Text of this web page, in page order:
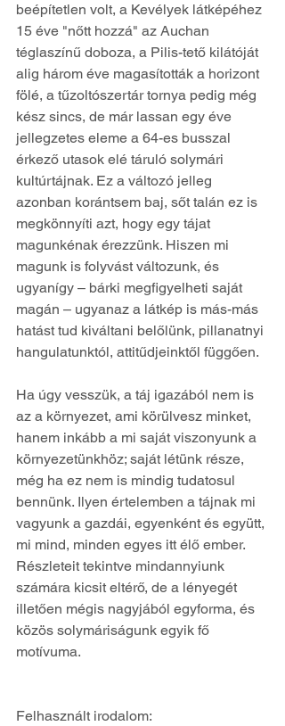
beépítetlen volt, a Kevélyek látképéhez
15 éve "nőtt hozzá" az Auchan
téglaszínű doboza, a Pilis-tető kilátóját
alig három éve magasították a horizont
fölé, a tűzoltószertár tornya pedig még
kész sincs, de már lassan egy éve
jellegzetes eleme a 64-es busszal
érkező utasok elé táruló solymári
kultúrtájnak. Ez a változó jelleg
azonban korántsem baj, sőt talán ez is
megkönnyíti azt, hogy egy tájat
magunkénak érezzünk. Hiszen mi
magunk is folyvást változunk, és
ugyanígy – bárki megfigyelheti saját
magán – ugyanaz a látkép is más-más
hatást tud kiváltani belőlünk, pillanatnyi
hangulatunktól, attitűdjeinktől függően.
Ha úgy vesszük, a táj igazából nem is
az a környezet, ami körülvesz minket,
hanem inkább a mi saját viszonyunk a
környezetünkhöz; saját létünk része,
még ha ez nem is mindig tudatosul
bennünk. Ilyen értelemben a tájnak mi
vagyunk a gazdái, egyenként és együtt,
mi mind, minden egyes itt élő ember.
Részleteit tekintve mindannyiunk
számára kicsit eltérő, de a lényegét
illetően mégis nagyjából egyforma, és
közös solymáriságunk egyik fő
motívuma.
Felhasznált irodalom: